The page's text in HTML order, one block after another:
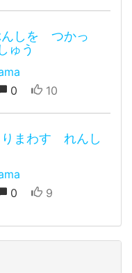
しを つかっ
ゅう
0 10
まわす れんし
0 9